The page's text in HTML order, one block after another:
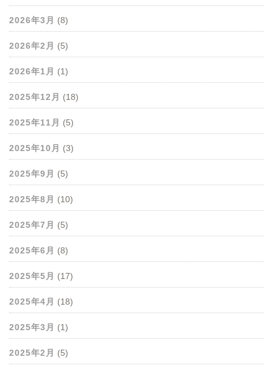
2026年3月 (8)
2026年2月 (5)
2026年1月 (1)
2025年12月 (18)
2025年11月 (5)
2025年10月 (3)
2025年9月 (5)
2025年8月 (10)
2025年7月 (5)
2025年6月 (8)
2025年5月 (17)
2025年4月 (18)
2025年3月 (1)
2025年2月 (5)